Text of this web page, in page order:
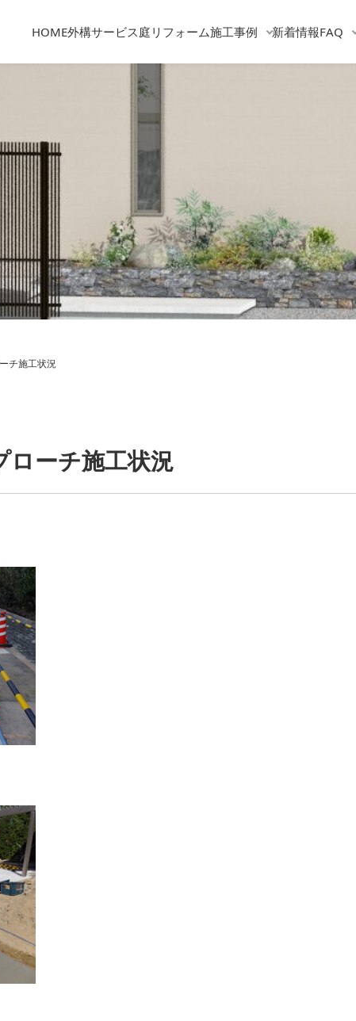
HOME外構サービス庭リフォーム施工事例 新着情報FAQ
チ施工状況
ローチ施工状況